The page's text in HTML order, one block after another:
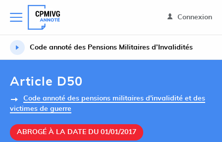
Connexion
Code annoté des Pensions Militaires d’Invalidités
Article D50
Code annoté des pensions militaires d'invalidité et des
victimes de guerre
ABROGÉ À LA DATE DU 01/01/2017